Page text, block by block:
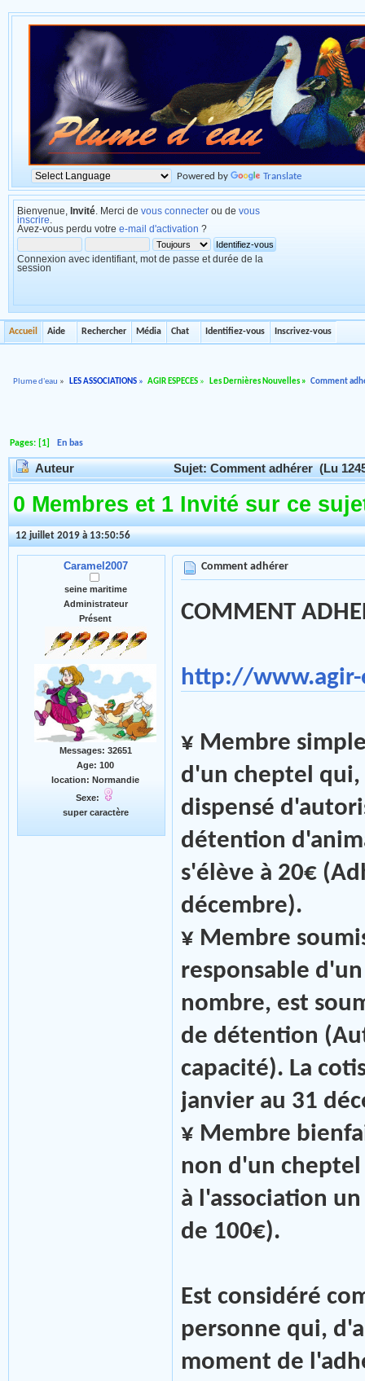
Powered by Translate
Bienvenue, Invité . Merci de vous connecter ou de vous
inscrire
Avez-vous perdu votre e-mail d'activation ?
Connexion avec identifiant, mot de passe et durée de la
session
Accueil Aide Rechercher Média Chat Identifiez-vous Inscrivez-vous
Plume d'eau » LES ASSOCIATIONS» AGIR ESPECES » Les Dernières Nouvelles» Comment
Pages: [1]En bas
Auteur Sujet: Comment adhérer (Lu
0 Membres et 1 Invité sur ce
12 juillet 2019 à 13:50:56
Caramel2007
seine maritime
Administrateur
Présent
Messages: 32651
Age: 100
location: Normandie
Sexe:
super caractère
Comment adhérer
COMMENT
http://www.agir-
¥ Membre
d'un cheptel qui,
dispensé
détention
s'élève à 20€
décembre).
¥ Membre
responsable
nombre, est
de détention
capacité). La
janvier au 31
¥ Membre
non d'un cheptel
à l'association
de 100€).
Est considéré
personne qui,
moment de